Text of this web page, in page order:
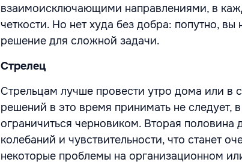
взаимоисключающими направлениями, в
четкости. Но нет худа без добра: попутно,
решение для сложной задачи.
Стрелец
Стрельцам лучше провести утро дома или в
решений в это время принимать не следует,
ограничиться черновиком. Вторая половина
колебаний и чувствительности, что станет
некоторые проблемы на организационном